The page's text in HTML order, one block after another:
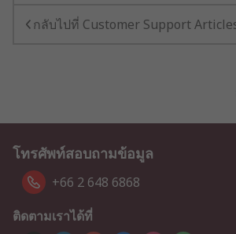
กลับไปที่ Customer Support
โทรศัพท์สอบถามข้อมูล
+66 2 648 6868
ติดตามเราได้ที่